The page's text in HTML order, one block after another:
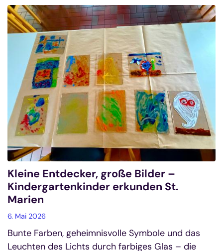
Kleine Entdecker, große Bilder –
Kindergartenkinder erkunden St.
Marien
6. Mai 2026
Bunte Farben, geheimnisvolle Symbole und das
Leuchten des Lichts durch farbiges Glas – die